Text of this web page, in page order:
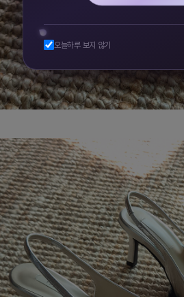
오늘하루 보지 않기